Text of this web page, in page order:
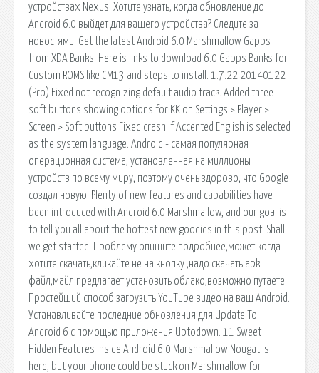
устройствах Nexus. Хотите узнать, когда обновление до
Android 6.0 выйдет для вашего устройства? Следите за
новостями. Get the latest Android 6.0 Marshmallow Gapps
from XDA Banks. Here is links to download 6.0 Gapps Banks for
Custom ROMS like CM13 and steps to install. 1.7.22.20140122
(Pro) Fixed not recognizing default audio track. Added three
soft buttons showing options for KK on Settings > Player >
Screen > Soft buttons Fixed crash if Accented English is selected
as the system language. Android - самая популярная
операционная система, установленная на миллионы
устройств по всему миру, поэтому очень здорово, что Google
создал новую. Plenty of new features and capabilities have
been introduced with Android 6.0 Marshmallow, and our goal is
to tell you all about the hottest new goodies in this post. Shall
we get started. Проблему опишите подробнее,может когда
хотите скачать,кликайте не на кнопку ,надо скачать apk
файл,майл предлагает установить облако,возможно путаете.
Простейший способ загрузить YouTube видео на ваш Android.
Устанавливайте последние обновления для Update To
Android 6 с помощью приложения Uptodown. 11 Sweet
Hidden Features Inside Android 6.0 Marshmallow Nougat is
here, but your phone could be stuck on Marshmallow for